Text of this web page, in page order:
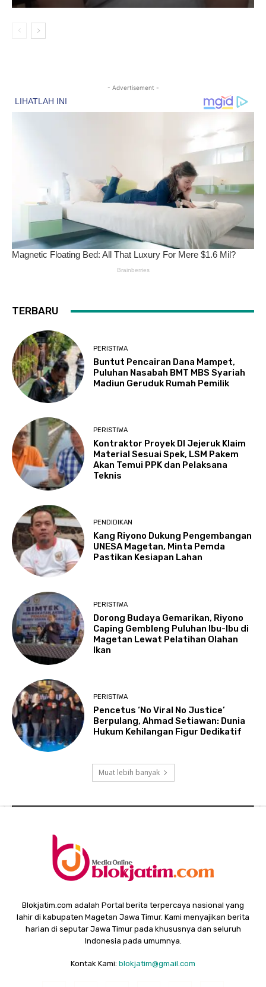
- Advertisement -
TERBARU
PERISTIWA
Buntut Pencairan Dana Mampet,
Puluhan Nasabah BMT MBS Syariah
Madiun Geruduk Rumah Pemilik
PERISTIWA
Kontraktor Proyek DI Jejeruk Klaim
Material Sesuai Spek, LSM Pakem
Akan Temui PPK dan Pelaksana
Teknis
PENDIDIKAN
Kang Riyono Dukung Pengembangan
UNESA Magetan, Minta Pemda
Pastikan Kesiapan Lahan
PERISTIWA
Dorong Budaya Gemarikan, Riyono
Caping Gembleng Puluhan Ibu-Ibu di
Magetan Lewat Pelatihan Olahan
Ikan
PERISTIWA
Pencetus ‘No Viral No Justice’
Berpulang, Ahmad Setiawan: Dunia
Hukum Kehilangan Figur Dedikatif
Muat lebih banyak
Blokjatim.com adalah Portal berita terpercaya nasional yang
lahir di kabupaten Magetan Jawa Timur. Kami menyajikan berita
harian di seputar Jawa Timur pada khususnya dan seluruh
Indonesia pada umumnya.
Kontak Kami: blokjatim@gmail.com